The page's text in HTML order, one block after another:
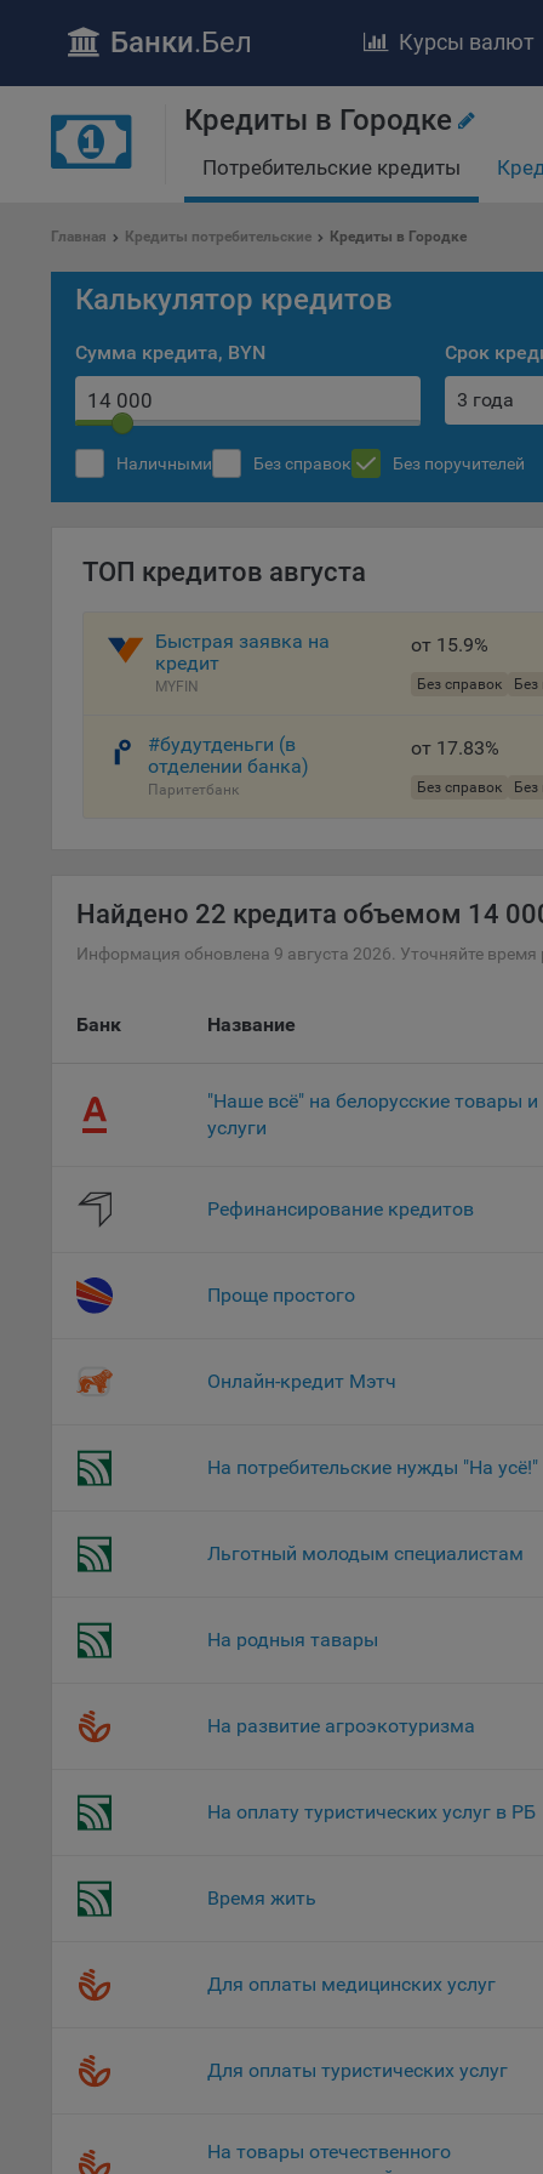
На
На
5.1.
5.3.
5.4.
Банки.Бел Курсы валют
Кредиты в Городке
Потребительские кредиты
Главная Кредиты потребительские Кредиты в Городке
Калькулятор кредитов
Сумма кредита, BYN Срок
3 года
Наличными Без справок Без поручителей
ТОП кредитов августа
Быстрая заявка на
кредит
MYFIN
от 15.9%
Без справок Без
#будутденьги (в
отделении банка)
Паритетбанк
от 17.83%
Без справок Без
Найдено 22 кредита объемом 14
Информация обновлена 9 августа 2026. Уточняйте время
Банк Название
"Наше всё" на белорусские товары и
услуги
Рефинансирование кредитов
Проще простого
Онлайн-кредит Мэтч
На потребительские нужды "На усё!"
Льготный молодым специалистам
На родныя тавары
На развитие агроэкотуризма
На оплату туристических услуг в РБ
Время жить
Для оплаты медицинских услуг
Для оплаты туристических услуг
На товары отечественного